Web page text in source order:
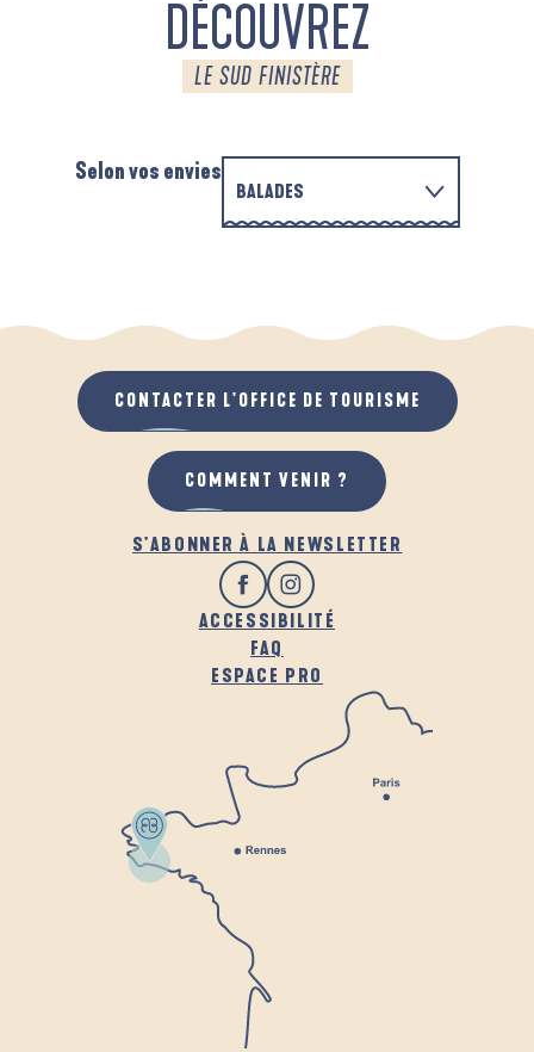
DÉCOUVREZ
LE SUD FINISTÈRE
Selon vos envies
BALADES
QUAND IL PLEUT
AU GRAND AIR
S'ABONNER À LA NEWSLETTER
ACCESSIBILITÉ
FAQ
ESPACE PRO
CONTACTER L'OFFICE DE TOURISME
COMMENT VENIR ?